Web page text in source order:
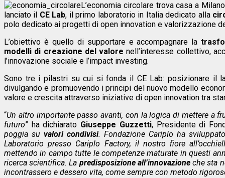
L’economia circolare trova casa a
lanciato il CE Lab, il primo laboratorio in Italia dedicato alla
polo dedicato ai progetti di open innovation e valorizzazione
L’obiettivo è quello di supportare e accompagnare la
modelli di creazione del valore nell’interesse collettivo,
l’innovazione sociale e l’impact investing.
Sono tre i pilastri su cui si fonda il CE Lab: posizionare il
divulgando e promuovendo i principi del nuovo modello
valore e crescita attraverso iniziative di open innovation tra
“Un altro importante passo avanti, con la logica di mettere a
futuro” ha dichiarato Giuseppe Guzzetti, Presidente di
poggia suvalori condivisi. Fondazione Cariplo ha
Laboratorio presso Cariplo Factory, il nostro fiore
mettendo in campo tutte le competenze maturate in questi
ricerca scientifica. La predisposizione all’innovazioneche sta
incontrassero e dessero vita, come sempre con metodo